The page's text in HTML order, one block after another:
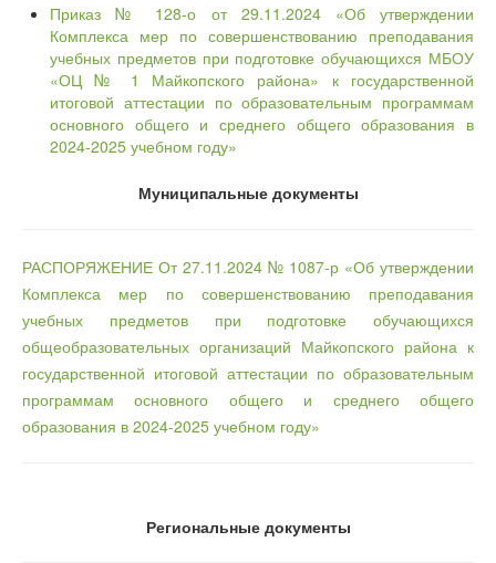
Приказ № 128-о от 29.11.2024 «Об утверждении
Комплекса мер по совершенствованию преподавания
учебных предметов при подготовке обучающихся МБОУ
«ОЦ № 1 Майкопского района» к государственной
итоговой аттестации по образовательным программам
основного общего и среднего общего образования в
2024-2025 учебном году»
Муниципальные документы
РАСПОРЯЖЕНИЕ От 27.11.2024 № 1087-р «Об утверждении
Комплекса мер по совершенствованию преподавания
учебных предметов при подготовке обучающихся
общеобразовательных организаций Майкопского района к
государственной итоговой аттестации по образовательным
программам основного общего и среднего общего
образования в 2024-2025 учебном году»
Региональные документы